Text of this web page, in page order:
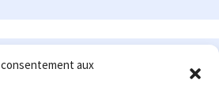
aux
mots
d'automobile ancienne depuis de